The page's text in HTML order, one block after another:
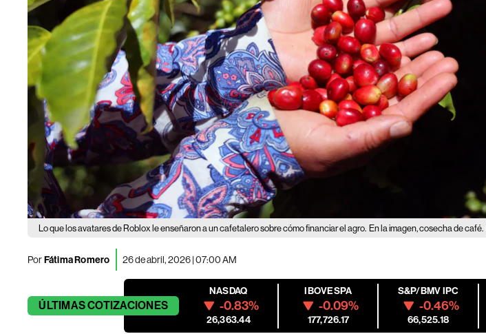
Lo que los avatares de Roblox le enseñaron a un cafetalero sobre cómo financiar el agro. En la imagen, cosecha de café.
PorFátima Romero 26 de abril, 2026 | 07:00 AM
ÚLTIMASCOTIZACIONES
NASDAQ
-0.83%
26,363.44
IBOVESPA
-0.09%
177,726.17
S&P/BMV IPC
-0.46%
66,525.18